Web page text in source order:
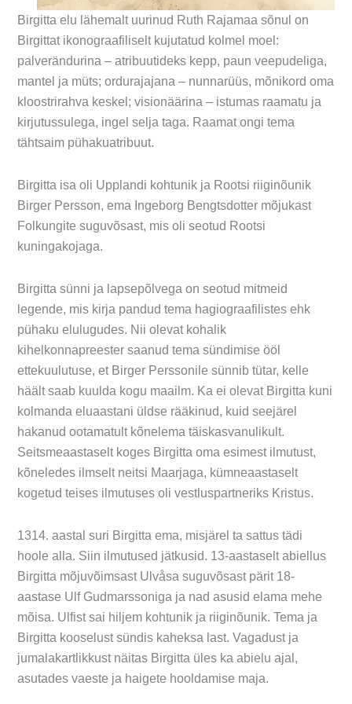
Birgitta elu lähemalt uurinud Ruth Rajamaa sõnul on
Birgittat ikonograafiliselt kujutatud kolmel moel:
palverändurina – atribuutideks kepp, paun veepudeliga,
mantel ja müts; ordurajajana – nunnarüüs, mõnikord oma
kloostrirahva keskel; visionäärina – istumas raamatu ja
kirjutussulega, ingel selja taga. Raamat ongi tema
tähtsaim pühakuatribuut.
Birgitta isa oli Upplandi kohtunik ja Rootsi riiginõunik
Birger Persson, ema Ingeborg Bengtsdotter mõjukast
Folkungite suguvõsast, mis oli seotud Rootsi
kuningakojaga.
Birgitta sünni ja lapsepõlvega on seotud mitmeid
legende, mis kirja pandud tema hagiograafilistes ehk
pühaku elulugudes. Nii olevat kohalik
kihelkonnapreester saanud tema sündimise ööl
ettekuulutuse, et Birger Perssonile sünnib tütar, kelle
häält saab kuulda kogu maailm. Ka ei olevat Birgitta kuni
kolmanda eluaastani üldse rääkinud, kuid seejärel
hakanud ootamatult kõnelema täiskasvanulikult.
Seitsmeaastaselt koges Birgitta oma esimest ilmutust,
kõneledes ilmselt neitsi Maarjaga, kümneaastaselt
kogetud teises ilmutuses oli vestluspartneriks Kristus.
1314. aastal suri Birgitta ema, misjärel ta sattus tädi
hoole alla. Siin ilmutused jätkusid. 13-aastaselt abiellus
Birgitta mõjuvõimsast Ulvåsa suguvõsast pärit 18-
aastase Ulf Gudmarssoniga ja nad asusid elama mehe
mõisa. Ulfist sai hiljem kohtunik ja riiginõunik. Tema ja
Birgitta kooselust sündis kaheksa last. Vagadust ja
jumalakartlikkust näitas Birgitta üles ka abielu ajal,
asutades vaeste ja haigete hooldamise maja.